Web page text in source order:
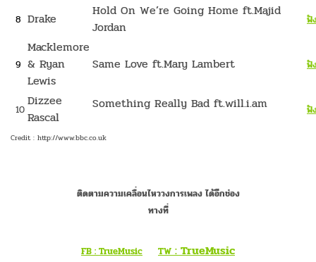
8 Drake
Hold On We’re Going Home ft.Majid
Jordan
ฟั
9
Macklemore
& Ryan
Lewis
Same Love ft.Mary Lambert ฟั
10
Dizzee
Rascal
Something Really Bad ft.will.i.am ฟั
Credit : http://www.bbc.co.uk
ติดตามความเคลื่อนไหววงการเพลง ได้อีกช่อง
ทางที่
FB : TrueMusic TW : TrueMusic